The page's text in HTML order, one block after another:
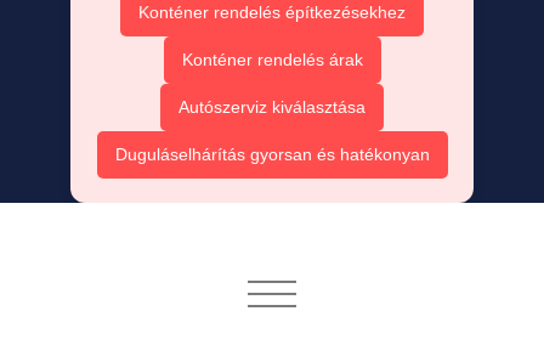
Konténer rendelés építkezésekhez
Konténer rendelés árak
Autószerviz kiválasztása
Duguláselhárítás gyorsan és hatékonyan